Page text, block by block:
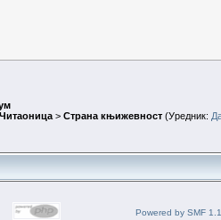
Читаоница > Страна књижевност (Уредник:
Powered by SMF